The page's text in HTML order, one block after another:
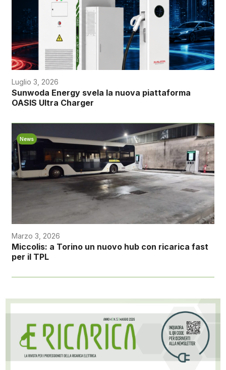
Luglio 3, 2026
Sunwoda Energy svela la nuova piattaforma
OASIS Ultra Charger
News
Marzo 3, 2026
Miccolis: a Torino un nuovo hub con ricarica fast
per il TPL